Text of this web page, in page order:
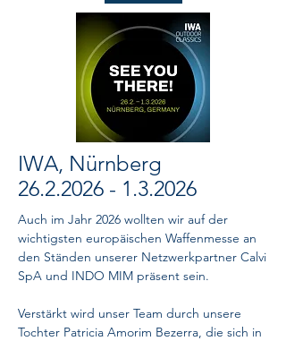
IWA, Nürnberg
26.2.2026 - 1.3.2026
Auch im Jahr 2026 wollten wir auf der
wichtigsten europäischen Waffenmesse an
den Ständen unserer Netzwerkpartner Calvi
SpA und INDO MIM präsent sein.
Verstärkt wird unser Team durch unsere
Tochter Patricia Amorim Bezerra, die sich in